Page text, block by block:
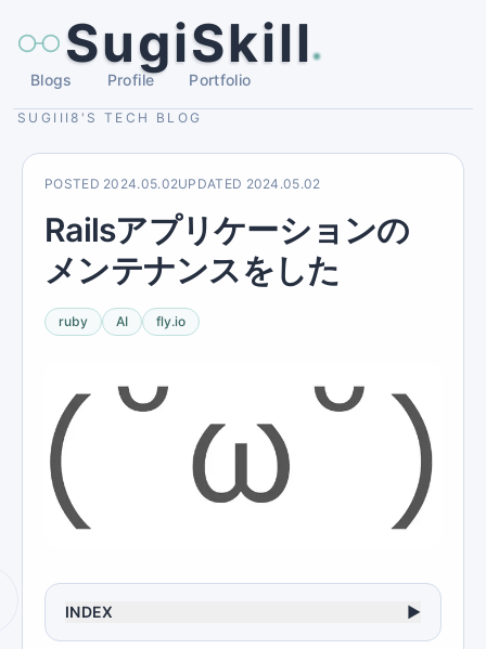
SugiSkill
Blogs Profile Portfolio
SUGIII8'S TECH BLOG
POSTED 2024.05.02UPDATED 2024.05.02
Railsアプリケーションの
メンテナンスをした
ruby AI fly.io
INDEX ▶